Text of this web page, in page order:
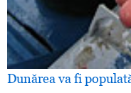
Dunărea va fi